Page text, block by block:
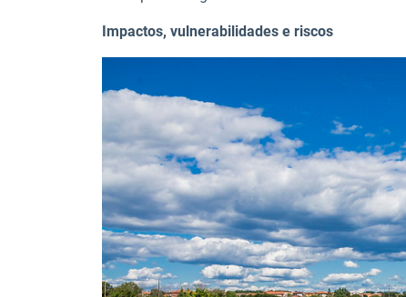
Impactos, vulnerabilidades e riscos